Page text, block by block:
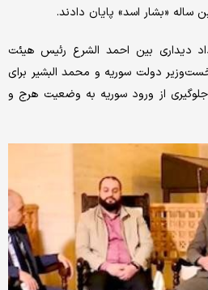
«بشار اسد» پایان دادند.
دیداری بین احمد الشرع رئیس هیئت
دولت سوریه و محمد البشیر برای
از ورود سوریه به وضعیت هرج و